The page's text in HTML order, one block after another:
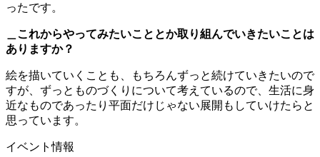
ったです。
＿これからやってみたいこととか取り組んでいきたいことは
ありますか？
絵を描いていくことも、もちろんずっと続けていきたいので
すが、ずっとものづくりについて考えているので、生活に身
近なものであったり平面だけじゃない展開もしていけたらと
思っています。
イベント情報